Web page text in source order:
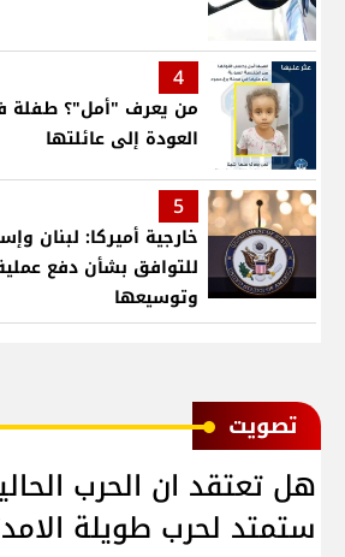
4
من يعرف "أمل"؟ طفلة
العودة إلى عائلتها
5
خارجية أميركا: لبنان
للتوافق بشأن دفع
وتوسيعها
ﺗﺼﻮﻳﺖ
هل تعتقد ان الحرب
ستمتد لحرب طويلة